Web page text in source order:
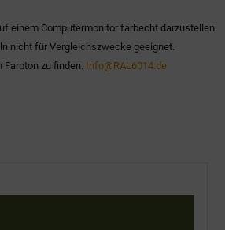
einem Computermonitor farbecht darzustellen.
nicht für Vergleichszwecke geeignet.
Farbton zu finden. Info@RAL6014.de